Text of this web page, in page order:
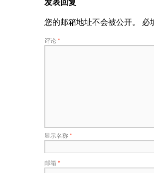
您的邮箱地址不会被公开。 必
评论*
显示名称*
邮箱 *